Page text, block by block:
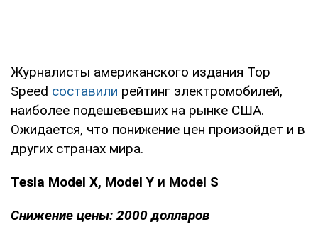
Журналисты американского издания Top
Speed составили рейтинг электромобилей,
наиболее подешевевших на рынке США.
Ожидается, что понижение цен произойдет и в
других странах мира.
Tesla Model X, Model Y и Model S
Снижение цены: 2000 долларов